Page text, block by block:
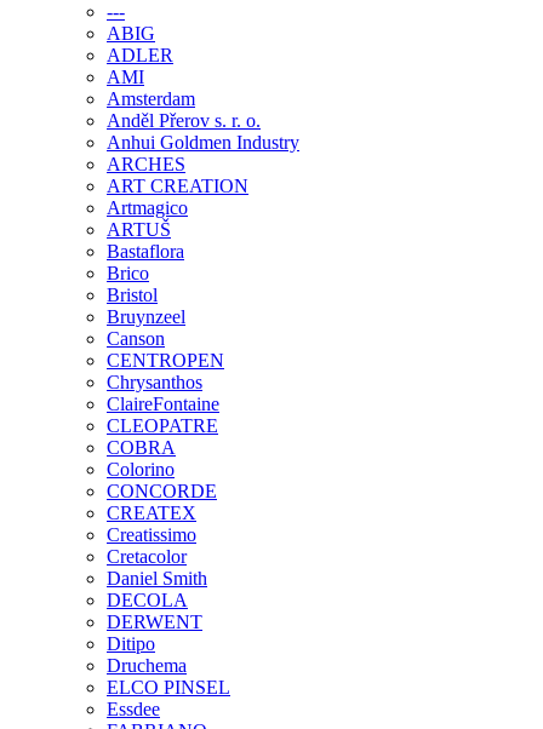
---
ABIG
ADLER
AMI
Amsterdam
Anděl Přerov s. r. o.
Anhui Goldmen Industry
ARCHES
ART CREATION
Artmagico
ARTUŠ
Bastaflora
Brico
Bristol
Bruynzeel
Canson
CENTROPEN
Chrysanthos
ClaireFontaine
CLEOPATRE
COBRA
Colorino
CONCORDE
CREATEX
Creatissimo
Cretacolor
Daniel Smith
DECOLA
DERWENT
Ditipo
Druchema
ELCO PINSEL
Essdee